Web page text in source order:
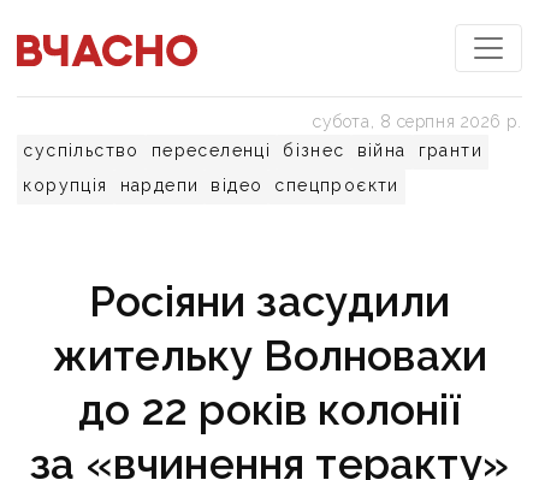
суспільство переселенці бізнес війна
гранти
корупція
нардепи відео спецпроєкти
субота, 8 серпня 2026 р.
Росіяни засудили
жительку Волновахи
до 22 років колонії
за «вчинення теракту»